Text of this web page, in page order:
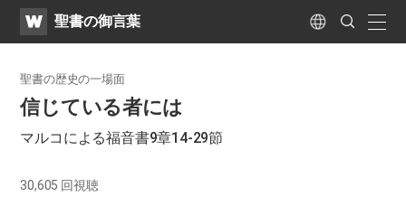
WATV聖書の御言葉 Language
Search
Submit
聖書の歴史の一場面
信じている者には
マルコによる福音書9章14-29節
30,605 回視聴